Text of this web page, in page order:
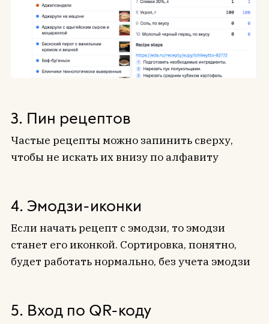
3. Пин рецептов
Частые рецепты можно запинить сверху,
чтобы не искать их внизу по алфавиту
4. Эмодзи-иконки
Если начать рецепт с эмодзи, то эмодзи
станет его иконкой. Сортировка, понятно,
будет работать нормально, без учета эмодзи
5. Вход по QR-коду